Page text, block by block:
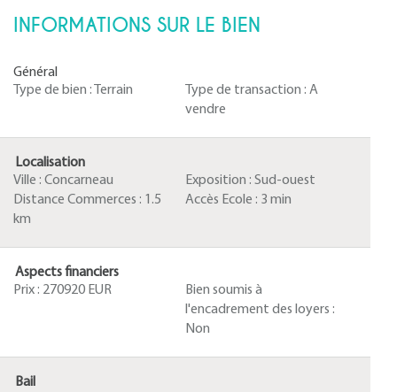
INFORMATIONS SUR LE BIEN
Général
Type de bien :
Terrain Type de transaction : A
vendre
Localisation
Ville : Concarneau Exposition : Sud-ouest
Distance Commerces : 1.5
km
Accès Ecole : 3 min
Aspects financiers
Prix : 270920 EUR
Bien soumis à
l'encadrement des loyers :
Non
Bail